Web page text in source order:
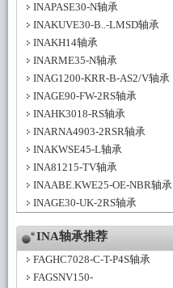
INAPASE30-N轴承
INAKUVE30-B..-LMSD轴承
INAKH14轴承
INARME35-N轴承
INAG1200-KRR-B-AS2/V轴承
INAGE90-FW-2RS轴承
INAHK3018-RS轴承
INARNA4903-2RSR轴承
INAKWSE45-L轴承
INA81215-TV轴承
INAABE.KWE25-OE-NBR轴承
INAGE30-UK-2RS轴承
INA轴承推荐
FAGHC7028-C-T-P4S轴承
FAGSNV150-